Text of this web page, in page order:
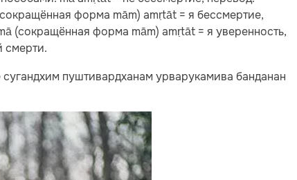
форма mām) amṛtāt = я бессмертие,
(сокращённая форма mām) amṛtāt = я уверенность,
смерти.
пуштивардханам урварукамива банданан